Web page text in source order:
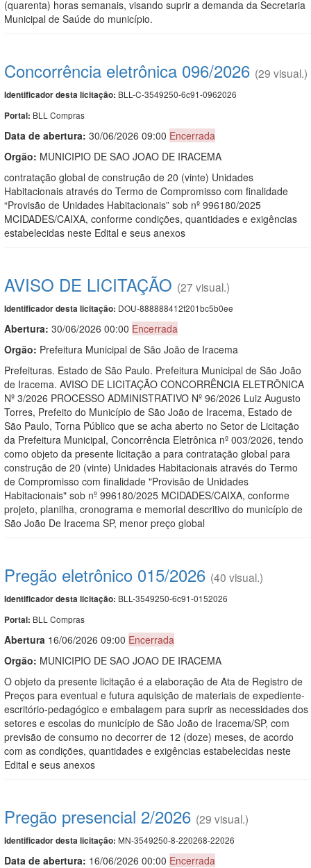
(quarenta) horas semanais, visando suprir a demanda da Secretaria
Municipal de Saúde do município.
Concorrência eletrônica 096/2026 (29 visual.)
Identificador desta licitação: BLL-C-3549250-6c91-0962026
Portal: BLL Compras
Data de abertura: 30/06/2026 09:00 Encerrada
Orgão: MUNICIPIO DE SAO JOAO DE IRACEMA
contratação global de construção de 20 (vinte) Unidades
Habitacionais através do Termo de Compromisso com finalidade
“Provisão de Unidades Habitacionais” sob nº 996180/2025
MCIDADES/CAIXA, conforme condições, quantidades e exigências
estabelecidas neste Edital e seus anexos
AVISO DE LICITAÇÃO (27 visual.)
Identificador desta licitação: DOU-888888412f201bc5b0ee
Abertura: 30/06/2026 00:00 Encerrada
Orgão: Prefeitura Municipal de São João de Iracema
Prefeituras. Estado de São Paulo. Prefeitura Municipal de São João
de Iracema. AVISO DE LICITAÇÃO CONCORRÊNCIA ELETRÔNICA
Nº 3/2026 PROCESSO ADMINISTRATIVO Nº 96/2026 Luiz Augusto
Torres, Prefeito do Município de São João de Iracema, Estado de
São Paulo, Torna Público que se acha aberto no Setor de Licitação
da Prefeitura Municipal, Concorrência Eletrônica nº 003/2026, tendo
como objeto da presente licitação a para contratação global para
construção de 20 (vinte) Unidades Habitacionais através do Termo
de Compromisso com finalidade "Provisão de Unidades
Habitacionais" sob nº 996180/2025 MCIDADES/CAIXA, conforme
projeto, planilha, cronograma e memorial descritivo do município de
São João De Iracema SP, menor preço global
Pregão eletrônico 015/2026 (40 visual.)
Identificador desta licitação: BLL-3549250-6c91-0152026
Portal: BLL Compras
Abertura 16/06/2026 09:00 Encerrada
Orgão: MUNICIPIO DE SAO JOAO DE IRACEMA
O objeto da presente licitação é a elaboração de Ata de Registro de
Preços para eventual e futura aquisição de materiais de expediente-
escritório-pedagógico e embalagem para suprir as necessidades dos
setores e escolas do município de São João de Iracema/SP, com
previsão de consumo no decorrer de 12 (doze) meses, de acordo
com as condições, quantidades e exigências estabelecidas neste
Edital e seus anexos
Pregão presencial 2/2026 (29 visual.)
Identificador desta licitação: MN-3549250-8-220268-22026
Data de abertura: 16/06/2026 00:00 Encerrada